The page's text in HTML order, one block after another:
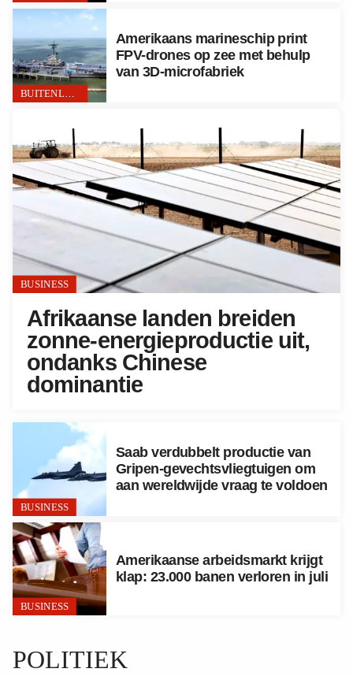
BUITENLAND
Amerikaans marineschip print
FPV-drones op zee met behulp
van 3D-microfabriek
BUSINESS
Afrikaanse landen breiden
zonne-energieproductie uit,
ondanks Chinese
dominantie
BUSINESS
Saab verdubbelt productie van
Gripen-gevechtsvliegtuigen om
aan wereldwijde vraag te voldoen
BUSINESS
Amerikaanse arbeidsmarkt krijgt
klap: 23.000 banen verloren in juli
POLITIEK